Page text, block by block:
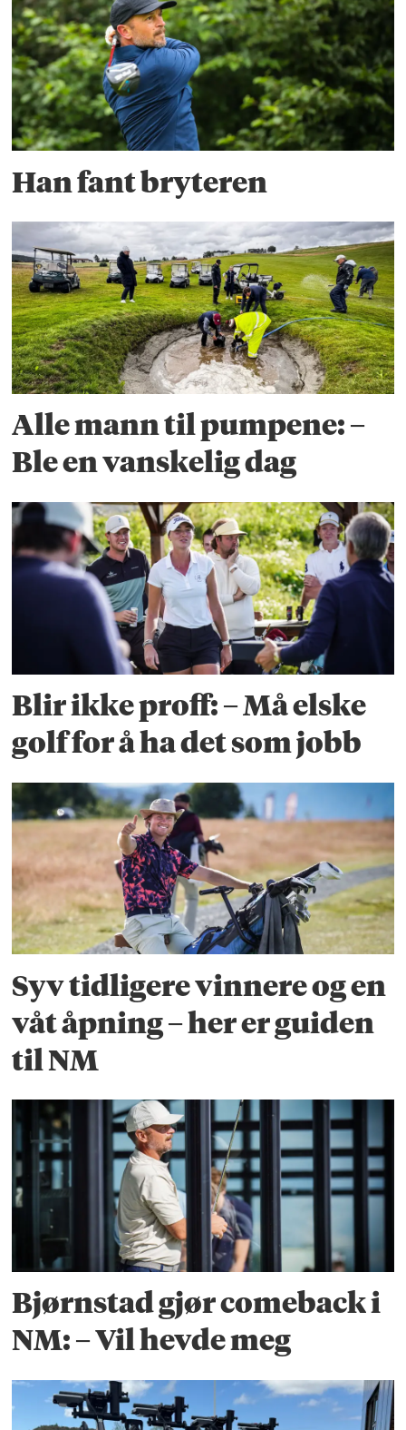
Han fant bryteren
Alle mann til pumpene: –
Ble en vanskelig dag
Blir ikke proff: – Må elske
golf for å ha det som jobb
Syv tidligere vinnere og en
våt åpning – her er guiden
til NM
Bjørnstad gjør comeback i
NM: – Vil hevde meg